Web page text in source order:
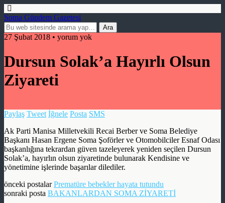
Soma Gündem Gazetesi
27 Şubat 2018 • yorum yok
Dursun Solak’a Hayırlı Olsun
Ziyareti
Paylaş Tweet İğnele Posta SMS
Ak Parti Manisa Milletvekili Recai Berber ve Soma Belediye
Başkanı Hasan Ergene Soma Şoförler ve Otomobilciler Esnaf Odası
başkanlığına tekrardan güven tazeleyerek yeniden seçilen Dursun
Solak’a, hayırlın olsun ziyaretinde bulunarak Kendisine ve
yönetimine işlerinde başarılar dilediler.
önceki postalarPrematüre bebekler hayata tutundu
sonraki posta BAKANLARDAN SOMA ZİYARETİ